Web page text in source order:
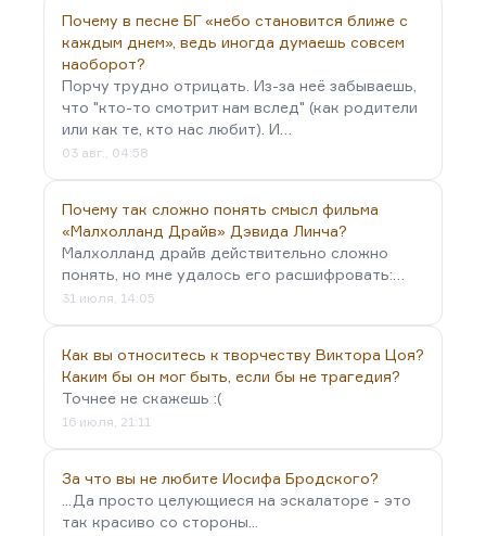
Почему в песне БГ «небо становится ближе с
каждым днем», ведь иногда думаешь совсем
наоборот?
Порчу трудно отрицать. Из-за неё забываешь,
что "кто-то смотрит нам вслед" (как родители
или как те, кто нас любит). И…
03 авг., 04:58
Почему так сложно понять смысл фильма
«Малхолланд Драйв» Дэвида Линча?
Малхолланд драйв действительно сложно
понять, но мне удалось его расшифровать:…
31 июля, 14:05
Как вы относитесь к творчеству Виктора Цоя?
Каким бы он мог быть, если бы не трагедия?
Точнее не скажешь :(
16 июля, 21:11
За что вы не любите Иосифа Бродского?
...Да просто целующиеся на эскалаторе - это
так красиво со стороны...